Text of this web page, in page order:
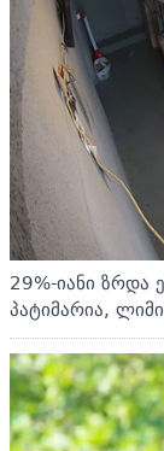
29%-იანი ზრდა
პატიმარია,